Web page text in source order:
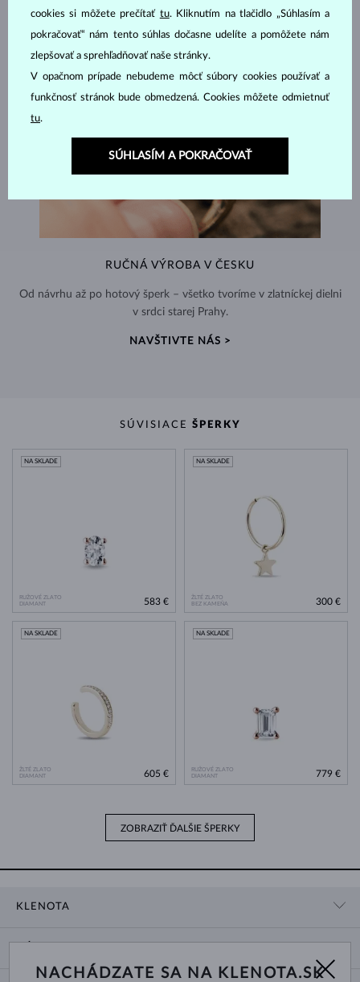
RUČNÁ VÝROBA V ČESKU
Od návrhu až po hotový šperk – všetko tvoríme v zlatníckej dielni
v srdci starej Prahy.
NAVŠTIVTE NÁS >
SÚVISIACE ŠPERKY
RUŽOVÉ ZLATO
DIAMANT
NA SKLADE
583 €
ŽLTÉ ZLATO
BEZ KAMEŇA
NA SKLADE
300 €
ŽLTÉ ZLATO
DIAMANT
NA SKLADE
605 €
RUŽOVÉ ZLATO
DIAMANT
NA SKLADE
779 €
ZOBRAZIŤ ĎALŠIE ŠPERKY
KLENOTA
O NÁS
DODANIE A PLATBA ZA TOVAR
cookies si môžete prečítať tu. Kliknutím na tlačidlo „Súhlasím a
pokračovať“ nám tento súhlas dočasne udelíte a pomôžete nám
zlepšovať a sprehľadňovať naše stránky.
V opačnom prípade nebudeme môcť súbory cookies používať a
funkčnosť stránok bude obmedzená. Cookies môžete odmietnuť
tu.
SÚHLASÍM A POKRAČOVAŤ
NACHÁDZATE SA NA KLENOTA.SK